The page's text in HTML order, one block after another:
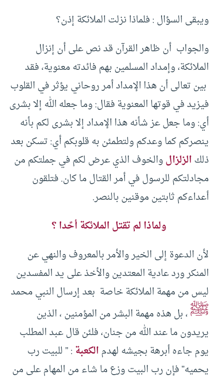
ويبقى السؤال : فلماذا نزلت الملائكة إذن؟
والجواب أن ظاهر القرآن قد نص على أن إنزال
الملائكة، وإمداد المسلمين بهم فائدته معنوية، فقد
بين تعالى أن هذا الإمداد أمر روحاني يؤثر في القلوب
فيزيد في قوتها المعنوية فقال: وما جعله الله إلا بشرى
أي: وما جعل عز شأنه هذا الإمداد إلا بشرى لكم بأنه
ينصركم كما وعدكم ولتطمئن به قلوبكم أي: تسكن بعد
ذلكالزلزالوالخوف الذي عرض لكم في جملتكم من
مجادلتكم للرسول في أمر القتال ما كان. فتلقون
أعداءكم ثابتين موقنين بالنصر.
ولماذا لم تقتل الملائكة أحًدا ؟
لأن الدعوة إلى الخير والأمر بالمعروف والنهي عن
المنكر ورد عادية المعتدين والأخذ على يد المفسدين
ليس من مهمة الملائكة خاصة بعد إرسال النبي محمد
ﷺ، بل هذه مهمة البشر من المؤمنين ، الذين
يريدون ما عند الله من جنان، فلئن قال عبد المطلب
يوم جاءه أبرهة بجيشه لهدمالكعبة: ” للبيت رب
يحميه” فإن رب البيت وزع ما شاء من المهام على من